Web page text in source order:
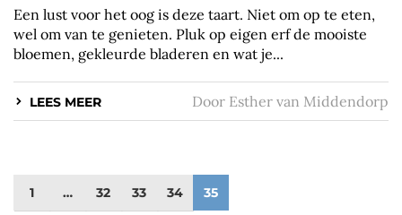
Een lust voor het oog is deze taart. Niet om op te eten,
wel om van te genieten. Pluk op eigen erf de mooiste
bloemen, gekleurde bladeren en wat je...
LEES MEER Door Esther van Middendorp
1 … 32 33 34 35